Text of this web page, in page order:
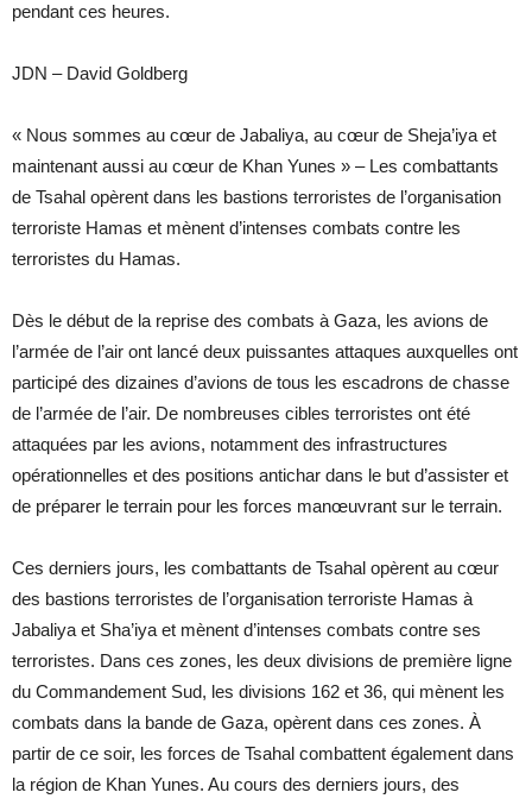
pendant ces heures.
JDN – David Goldberg
« Nous sommes au cœur de Jabaliya, au cœur de Sheja’iya et
maintenant aussi au cœur de Khan Yunes » – Les combattants
de Tsahal opèrent dans les bastions terroristes de l’organisation
terroriste Hamas et mènent d’intenses combats contre les
terroristes du Hamas.
Dès le début de la reprise des combats à Gaza, les avions de
l’armée de l’air ont lancé deux puissantes attaques auxquelles ont
participé des dizaines d’avions de tous les escadrons de chasse
de l’armée de l’air. De nombreuses cibles terroristes ont été
attaquées par les avions, notamment des infrastructures
opérationnelles et des positions antichar dans le but d’assister et
de préparer le terrain pour les forces manœuvrant sur le terrain.
Ces derniers jours, les combattants de Tsahal opèrent au cœur
des bastions terroristes de l’organisation terroriste Hamas à
Jabaliya et Sha’iya et mènent d’intenses combats contre ses
terroristes. Dans ces zones, les deux divisions de première ligne
du Commandement Sud, les divisions 162 et 36, qui mènent les
combats dans la bande de Gaza, opèrent dans ces zones. À
partir de ce soir, les forces de Tsahal combattent également dans
la région de Khan Yunes. Au cours des derniers jours, des